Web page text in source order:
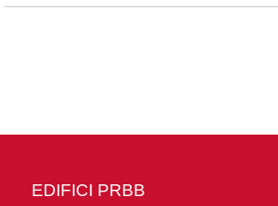
EDIFICI PRBB